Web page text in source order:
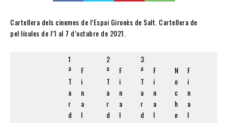
Cartellera dels cinemes de l’Espai Gironès de Salt. Cartellera de
pel·lícules de l’1 al 7 d’octubre de 2021.
1
ª
T
a
r
d
F
i
n
a
l
2
ª
T
a
r
d
F
i
n
a
l
3
ª
T
a
r
d
F
i
n
a
l
N
o
c
h
e
F
i
n
a
l